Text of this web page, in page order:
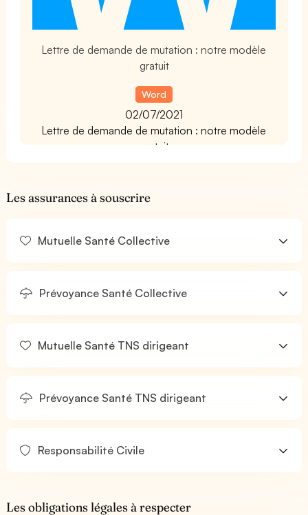
Lettre de demande de mutation : notre modèle
gratuit
Word
02/07/2021
Lettre de demande de mutation : notre modèle
gratuit
Les assurances à souscrire
Mutuelle Santé Collective
Prévoyance Santé Collective
Mutuelle Santé TNS dirigeant
Prévoyance Santé TNS dirigeant
Responsabilité Civile
Les obligations légales à respecter